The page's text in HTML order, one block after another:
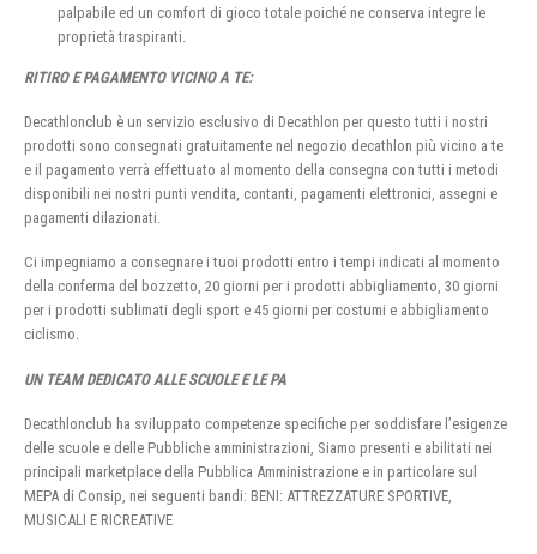
palpabile ed un comfort di gioco totale poiché ne conserva integre le
proprietà traspiranti.
RITIRO E PAGAMENTO VICINO A TE:
Decathlonclub è un servizio esclusivo di Decathlon per questo tutti i nostri
prodotti sono consegnati gratuitamente nel negozio decathlon più vicino a te
e il pagamento verrà effettuato al momento della consegna con tutti i metodi
disponibili nei nostri punti vendita, contanti, pagamenti elettronici, assegni e
pagamenti dilazionati.
Ci impegniamo a consegnare i tuoi prodotti entro i tempi indicati al momento
della conferma del bozzetto, 20 giorni per i prodotti abbigliamento, 30 giorni
per i prodotti sublimati degli sport e 45 giorni per costumi e abbigliamento
ciclismo.
UN TEAM DEDICATO ALLE SCUOLE E LE PA
Decathlonclub ha sviluppato competenze specifiche per soddisfare l’esigenze
delle scuole e delle Pubbliche amministrazioni, Siamo presenti e abilitati nei
principali marketplace della Pubblica Amministrazione e in particolare sul
MEPA di Consip, nei seguenti bandi: BENI: ATTREZZATURE SPORTIVE,
MUSICALI E RICREATIVE